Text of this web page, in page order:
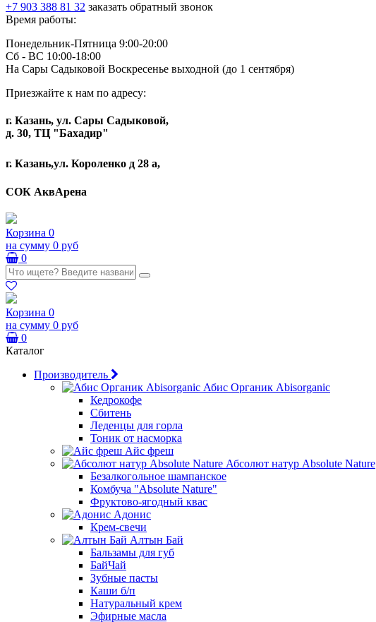
+7 903 388 81 32 заказать обратный звонок
Время работы:
Понедельник-Пятница 9:00-20:00
Сб - ВС 10:00-18:00
На Сары Садыковой Воскресенье выходной (до 1 сентября)
Приезжайте к нам по адресу:
г. Казань, ул. Сары Садыковой,
д. 30, ТЦ "Бахадир"
г. Казань,ул. Короленко д 28 а,
СОК АквАрена
Корзина 0
на сумму 0 руб
0
Корзина 0
на сумму 0 руб
0
Каталог
Производитель
Абис Органик Abisorganic
Кедрокофе
Сбитень
Леденцы для горла
Тоник от насморка
Айс фреш
Абсолют натур Absolute Nature
Безалкогольное шампанское
Комбуча "Absolute Nature"
Фруктово-ягодный квас
Адонис
Крем-свечи
Алтын Бай
Бальзамы для губ
БайЧай
Зубные пасты
Каши б/п
Натуральный крем
Эфирные масла